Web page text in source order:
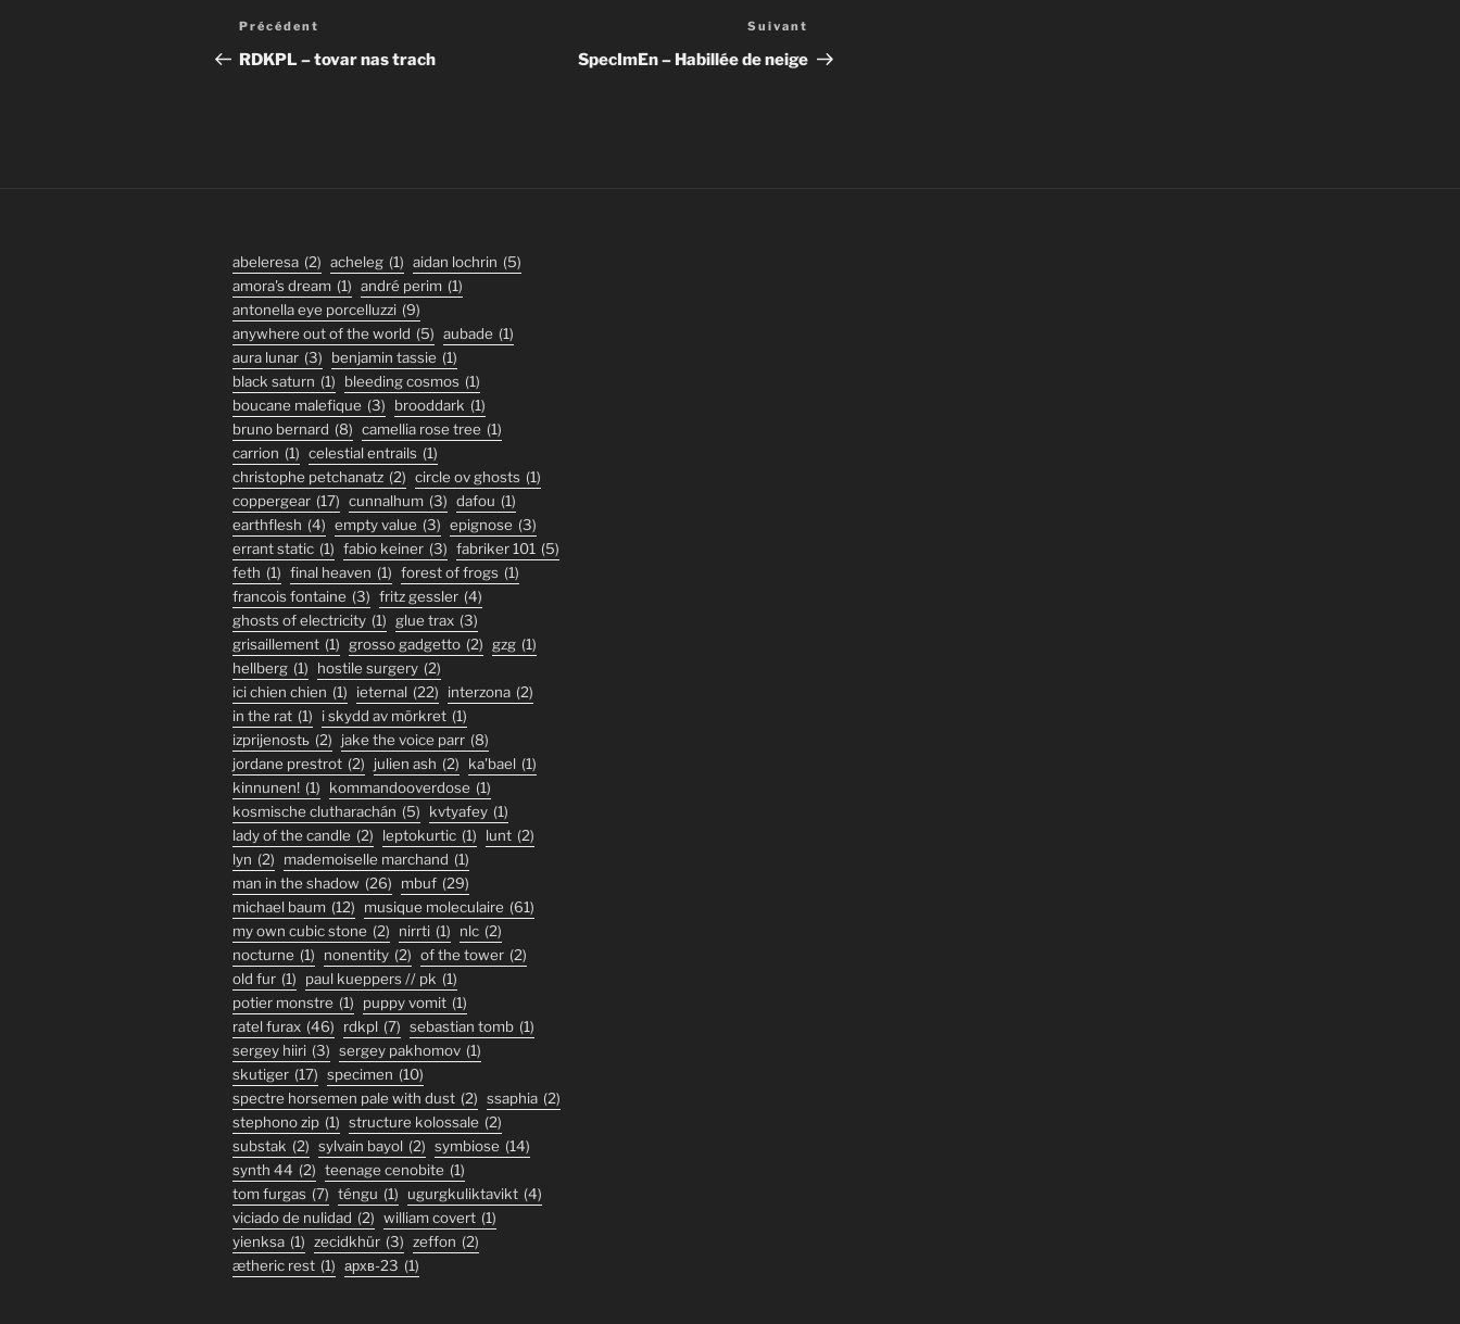
Navigation
de
Article
précédent
Précédent
RDKPL – tovar nas trach
suivant
Suivant
SpecImEn – Habillée de neige
abeleresa (2) acheleg (1) aidan lochrin (5)
amora's dream (1) andré perim (1)
antonella eye porcelluzzi (9)
anywhere out of the world (5) aubade (1)
aura lunar (3) benjamin tassie (1)
black saturn (1) bleeding cosmos (1)
boucane malefique (3) brooddark (1)
bruno bernard (8) camellia rose tree (1)
carrion (1) celestial entrails (1)
christophe petchanatz (2) circle ov ghosts (1)
coppergear (17) cunnalhum (3) dafou (1)
earthflesh (4) empty value (3) epignose (3)
errant static (1) fabio keiner (3) fabriker 101 (5)
feth (1) final heaven (1) forest of frogs (1)
francois fontaine (3) fritz gessler (4)
ghosts of electricity (1) glue trax (3)
grisaillement (1) grosso gadgetto (2) gzg (1)
hellberg (1) hostile surgery (2)
ici chien chien (1) ieternal (22) interzona (2)
in the rat (1) i skydd av mörkret (1)
izprijenostь (2) jake the voice parr (8)
jordane prestrot (2) julien ash (2) ka'bael (1)
kinnunen! (1) kommandooverdose (1)
kosmische clutharachán (5) kvtyafey (1)
lady of the candle (2) leptokurtic (1) lunt (2)
lyn (2) mademoiselle marchand (1)
man in the shadow (26) mbuf (29)
michael baum (12) musique moleculaire (61)
my own cubic stone (2) nirrti (1) nlc (2)
nocturne (1) nonentity (2) of the tower (2)
old fur (1) paul kueppers // pk (1)
potier monstre (1) puppy vomit (1)
ratel furax (46) rdkpl (7) sebastian tomb (1)
sergey hiiri (3) sergey pakhomov (1)
skutiger (17) specimen (10)
spectre horsemen pale with dust (2) ssaphia (2)
stephono zip (1) structure kolossale (2)
substak (2) sylvain bayol (2) symbiose (14)
synth 44 (2) teenage cenobite (1)
tom furgas (7) téngu (1) ugurgkuliktavikt (4)
viciado de nulidad (2) william covert (1)
yienksa (1) zecidkhür (3) zeffon (2)
ætheric rest (1) архв-23 (1)